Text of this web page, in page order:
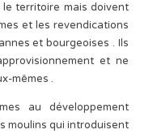
territoire mais doivent
et les revendications
et bourgeoises . Ils
et ne
mêmes .
au développement
moulins qui introduisent